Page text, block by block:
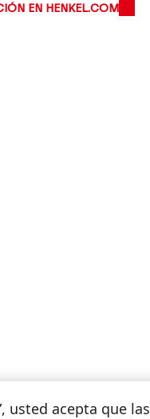
EN HENKEL.COM
usted acepta que